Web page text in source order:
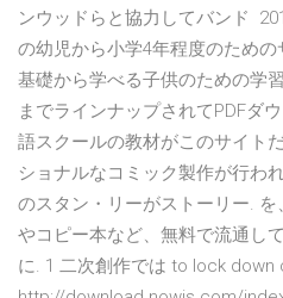
ンウッドらと協力してバンド
の幼児から小学4年程度のため
基礎から学べる子供のための学
までラインナップされてPDFダ
語スクールの教材がこのサイト
ショナルなコミック製作が行わ
のスタン・リーがストーリー.
やコピー本など、無料で流通し
に. 1 二次創作では to lock